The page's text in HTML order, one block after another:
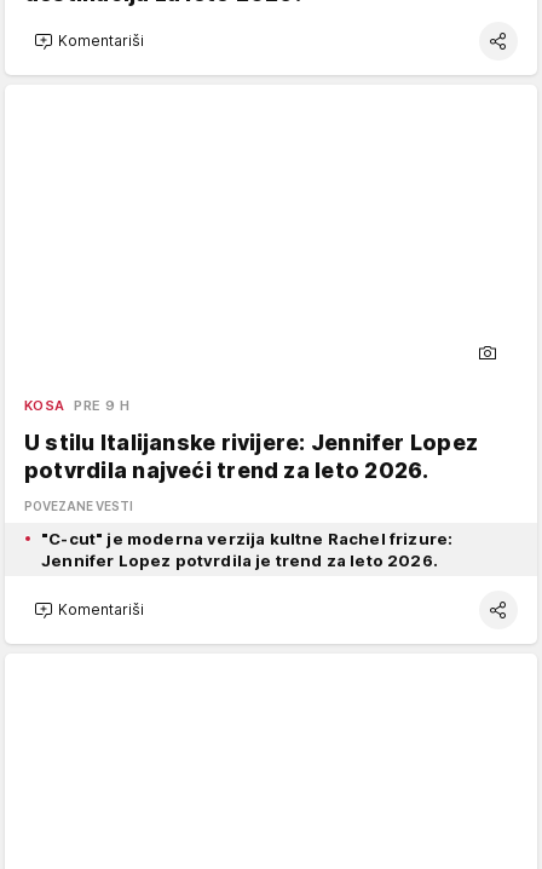
Komentariši
KOSA PRE 9 H
U stilu Italijanske rivijere: Jennifer Lopez
potvrdila najveći trend za leto 2026.
POVEZANE VESTI
"C-cut" je moderna verzija kultne Rachel frizure:
Jennifer Lopez potvrdila je trend za leto 2026.
Komentariši